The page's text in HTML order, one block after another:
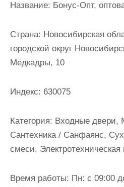
Название: Бонус-Опт,
Страна: Новосибирская
городской округ
Медкадры, 10
Индекс: 630075
Категория: Входные двери,
Сантехника / Санфаянс,
смеси, Электротехническая
Время работы: Пн: с 09:00